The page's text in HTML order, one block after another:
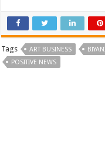
Tags ART BUSINESS
POSITIVE NEWS